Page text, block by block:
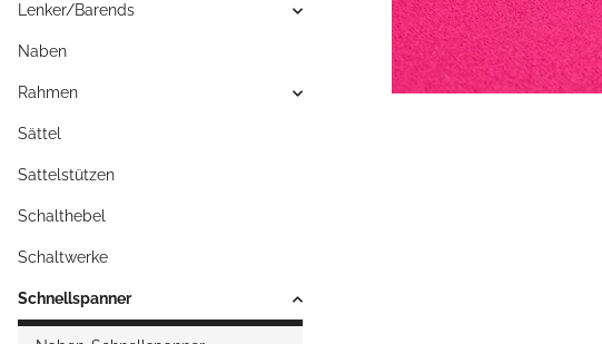
Lenker/Barends
Naben
Rahmen
Sättel
Sattelstützen
Schalthebel
Schaltwerke
Schnellspanner